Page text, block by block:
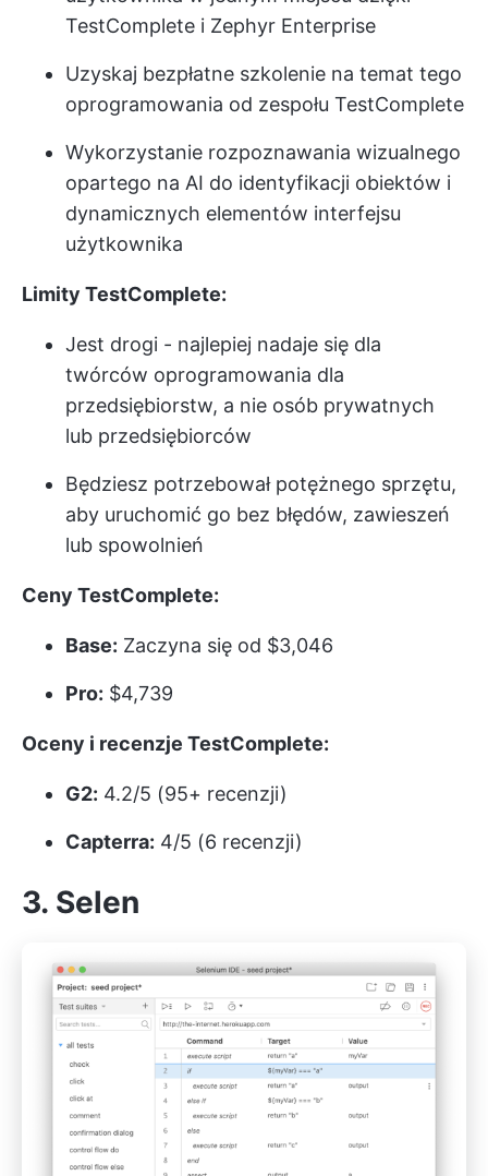
TestComplete i Zephyr Enterprise
Uzyskaj bezpłatne szkolenie na temat tego
oprogramowania od zespołu TestComplete
Wykorzystanie rozpoznawania wizualnego
opartego na AI do identyfikacji obiektów i
dynamicznych elementów interfejsu
użytkownika
Limity TestComplete:
Jest drogi - najlepiej nadaje się dla
twórców oprogramowania dla
przedsiębiorstw, a nie osób prywatnych
lub przedsiębiorców
Będziesz potrzebował potężnego sprzętu,
aby uruchomić go bez błędów, zawieszeń
lub spowolnień
Ceny TestComplete:
Base: Zaczyna się od $3,046
Pro: $4,739
Oceny i recenzje TestComplete:
G2: 4.2/5 (95+ recenzji)
Capterra: 4/5 (6 recenzji)
3. Selen